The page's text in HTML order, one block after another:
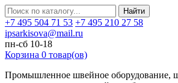
Найти
+7 495 504 71 53 +7 495 210 27 58
ipsarkisova@mail.ru
пн-сб 10-18
Корзина 0 товар(ов)
Промышленное швейное оборудование,